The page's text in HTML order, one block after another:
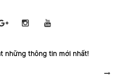
những thông tin mới nhất!